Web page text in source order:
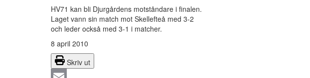
HV71 kan bli Djurgårdens motståndare i finalen.
Laget vann sin match mot Skellefteå med 3-2
och leder också med 3-1 i matcher.
8 april 2010
Skriv ut